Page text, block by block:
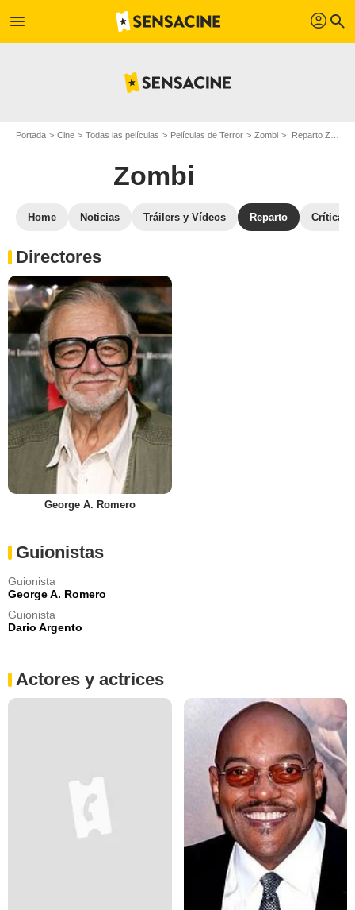
menu profil search
Portada Cine Todas las películas Películas de Terror Zombi Reparto Zombi
Zombi
Home Noticias Tráilers y Vídeos Reparto Críticas
Directores
George A. Romero
Guionistas
Guionista
George A. Romero
Guionista
Dario Argento
Actores y actrices